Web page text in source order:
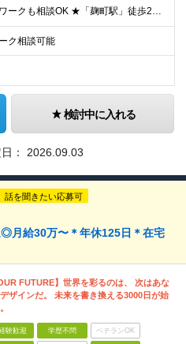
★リモートワークも相談OK ★「麹町駅」徒歩2分／転勤なし 【東京本社】 東京都千代田区麹町4-2-11 2階 (変更の範囲)上記を除く当社関連勤務地
ク相談可能
検討中に入れる
： 2026.09.03
話を聞きたい応募可
◎⽉給30万〜＊年休125⽇＊在宅
FUTURE】世界を彩るのは、 次はあな
ザインだ。 未来を書き換える3000⽇が始
験歓迎 学歴不問 ベテランOK